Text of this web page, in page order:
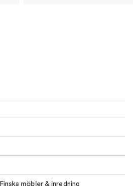
möbler & inredning